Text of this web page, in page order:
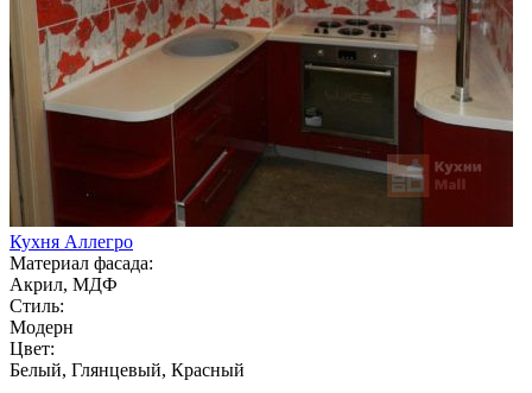
Кухня Аллегро
Материал фасада:
Акрил, МДФ
Стиль:
Модерн
Цвет:
Белый, Глянцевый, Красный